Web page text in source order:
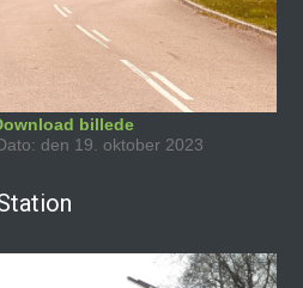
billede
den 19. oktober 2023